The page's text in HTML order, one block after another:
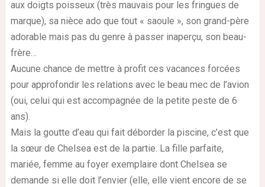
aux doigts poisseux (très mauvais pour les fringues de
marque), sa nièce ado que tout « saoule », son grand-père
adorable mais pas du genre à passer inaperçu, son beau-
frère…
Aucune chance de mettre à profit ces vacances forcées
pour approfondir les relations avec le beau mec de l’avion
(oui, celui qui est accompagnée de la petite peste de 6
ans).
Mais la goutte d’eau qui fait déborder la piscine, c’est que
la sœur de Chelsea est de la partie. La fille parfaite,
mariée, femme au foyer exemplaire dont Chelsea se
demande si elle doit l’envier (elle, elle vient encore de se